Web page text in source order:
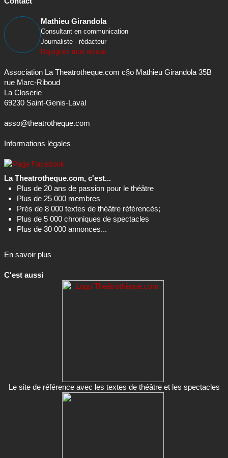
Mathieu Girandola
Consultant en communication
Journaliste - rédacteur
Rejoignez mon réseau
Association La Theatrotheque.com c§o Mathieu Girandola 35B
rue Marc-Riboud
La Closerie
69230 Saint-Genis-Laval
asso@theatrotheque.com
Informations légales
La Theatrotheque.com, c'est...
Plus de 20 ans de passion pour le théâtre
Plus de 25 000 membres
Près de 8 000 textes de théâtre référencés;
Plus de 5 000 chroniques de spectacles
Plus de 30 000 annonces...
En savoir plus
C'est aussi
Le site de référence avec les textes de théâtre et les spectacles